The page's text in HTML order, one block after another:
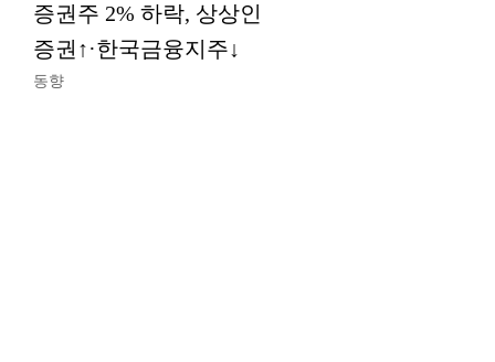
증권주 2% 하락, 상상인
증권↑·한국금융지주↓
동향